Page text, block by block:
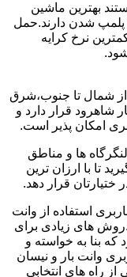
بهترین ماشین
پلمپ شدن دارند.حمل
نرخ کرایه
شمال تا جنوب،شرق
شاهرود قرار دارد و
امکان پذیر است.
ها و مناطق
تا با ارزان ترین
ختیارتان قرار دهد.
استفاده از وانت
های زیادی برای
که بنا به خواسته و
وانت بار و نیسان
راه های انتخابی